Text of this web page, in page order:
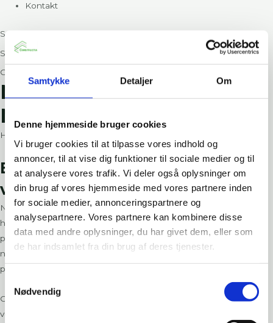
Samtykke Detaljer Om
Denne hjemmeside bruger cookies
Vi bruger cookies til at tilpasse vores indhold og
annoncer, til at vise dig funktioner til sociale medier og til
at analysere vores trafik. Vi deler også oplysninger om
din brug af vores hjemmeside med vores partnere inden
for sociale medier, annonceringspartnere og
analysepartnere. Vores partnere kan kombinere disse
data med andre oplysninger, du har givet dem, eller som
de har indsamlet fra din brug af deres tjenester.
Nødvendig
Kontakt
Søg
Søg
Close this search box.
NYT HOSPITAL
NORDSJÆLLAND
Hjem
Brandsikring integreret i den
ventilerede facade
Nyt Hospital Nordsjælland i Hillerød er et af Danmarks største
hospitalsbyggerier. Hospitalet er udviklet med fokus på moderne
patientbehandling, funktionalitet og høj arkitektonisk kvalitet. De
nye rammer skal skabe et trygt og fremtidssikret hospital for
patienter, pårørende og personale.
Constructia har leveret RH/RV Hulrumsbarrierer til den
ventilerede facade. Løsningen omfatter vertikal brandadskillelse